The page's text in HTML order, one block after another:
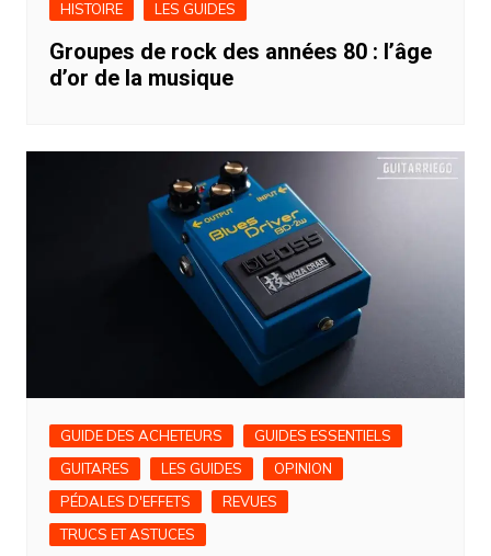
HISTOIRE
LES GUIDES
Groupes de rock des années 80 : l’âge
d’or de la musique
GUIDE DES ACHETEURS
GUIDES ESSENTIELS
GUITARES
LES GUIDES
OPINION
PÉDALES D'EFFETS
REVUES
TRUCS ET ASTUCES